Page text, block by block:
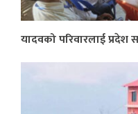
यादवको परिवारलाई प्रदेश